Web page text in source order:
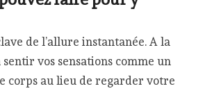
de l’allure instantanée. A la
vos sensations comme un
corps au lieu de regarder votre